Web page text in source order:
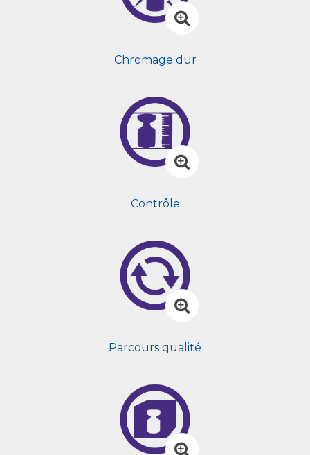
Chromage dur
Contrôle
Parcours qualité